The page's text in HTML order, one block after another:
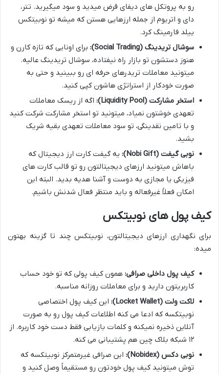
رو به پروتکل های دیفای قرض میدید و سود میگیرید. تتر،
دای و اتریوم از جمله ارزهایی هستن که میشه تو نوبیتکس
ییلد فارمینگ کرد.
سوشال تریدینگ (Social Trading):
برای اونایی که تازه کارن و
هنوز دستشون تو بازار راه نیفتاده، سوشال تریدینگ عالیه.
میتونید معاملات تریدرهای حرفه ای رو ببینید و حتی به
صورت خودکار از استراتژی هاشون کپی کنید.
استخر مشارکت (Liquidity Pool):
اگه از ریسک معاملات
تعهدی خوشتون نمیاد، میتونید تو استخر مشارکت شرکت کنید
و با تامین نقدینگی، تو سود معاملات تعهدی بقیه شریک
بشید.
نوبی گیفت (Nobi Gift):
یه گیفت کارت ارز دیجیتال که
باهاش میتونید ارزهای دیجیتالتون رو تو قالب کارت های
فیزیکی یا مجازی به دوست و آشنا هدیه بدید. البته این
امکان فعلاً غیرفعاله و باید منتظر فعال شدنش باشیم.
کیف پول های نوبیتکس
برای نگهداری ارزهای دیجیتالتون، نوبیتکس چند تا گزینه بهتون
میده:
کیف پول داخلی صرافی: همون کیف پولی که تو خود حساب
کاربریتون دارید و برای معاملات روزانه مناسبه.
لاکت ولت (Locket Wallet):
این کیف پول اختصاصی
نوبیتکسه که ادعا می کنه اطلاعات کیف پول رو به صورت
آنلاین ذخیره نمیکنه و کلمات بازیابی فقط دست خود کاربره. از
۱۲ شبکه بلاک چین هم پشتیبانی می کنه.
نوبی دکس (Nobidex):
این صرافی غیرمتمرکز نوبیتکسه که
توش میتونید کیف پول خودتون رو مستقیماً وصل کنید و